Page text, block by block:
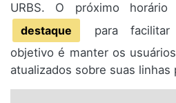
URBS. O próximo
destaque
para
objetivo é manter os
atualizados sobre suas linhas